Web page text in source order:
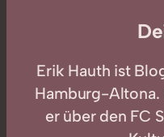
Erik Hauth ist
Hamburg-
er über den FC